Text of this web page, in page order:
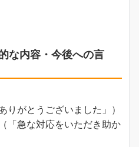
な内容・今後への言
りがとうございました」）
「急な対応をいただき助か